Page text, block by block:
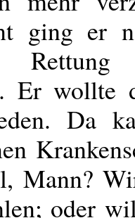
ging er
Er wollte
Da
Mann?
oder